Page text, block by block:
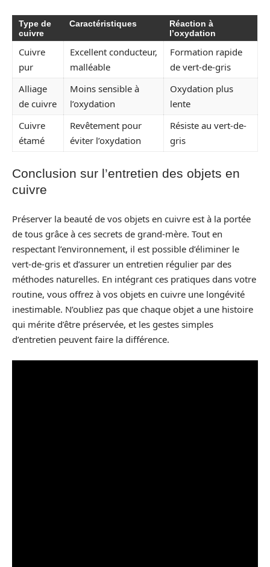
Type de
cuivre
Caractéristiques
Réaction à
l’oxydation
Cuivre
pur
Excellent conducteur,
malléable
Formation rapide
de vert-de-gris
Alliage
de cuivre
Moins sensible à
l’oxydation
Oxydation plus
lente
Cuivre
étamé
Revêtement pour
éviter l’oxydation
Résiste au vert-de-
gris
Conclusion sur l’entretien des objets en
cuivre
Préserver la beauté de vos objets en cuivre est à la portée
de tous grâce à ces secrets de grand-mère. Tout en
respectant l’environnement, il est possible d’éliminer le
vert-de-gris et d’assurer un entretien régulier par des
méthodes naturelles. En intégrant ces pratiques dans votre
routine, vous offrez à vos objets en cuivre une longévité
inestimable. N’oubliez pas que chaque objet a une histoire
qui mérite d’être préservée, et les gestes simples
d’entretien peuvent faire la différence.